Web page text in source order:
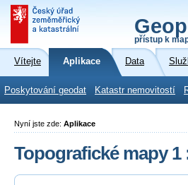
přístup k
Vítejte Aplikace Data
Poskytování geodat Katastr nemovitostí
Nyní jste zde: Aplikace
Topografické mapy 1